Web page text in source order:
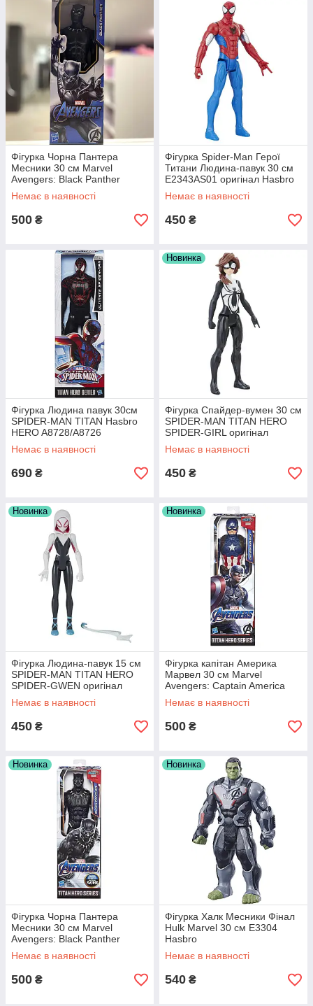
Величезний вибір
У нашому каталозі представлені дитячі
іграшки та ігрові набори від провідних
брендів зі світовим ім'ям. Щотижня
асортимент поповнюється новою
продукцією.
Доступна вартість
Співпрацюємо безпосередньо з
виробниками і гарантуємо конкурентні
ціни. Часто проводимо акції і розпродажі
зі скидами. Працюємо без залучення
посередників та додаткових націнок.
Фігурка Чорна Пантера
Месники 30 см Marvel
Avengers: Black Panther
E7876/E3309 Hasbro
Немає в наявності
500 ₴
Фігурка Spider-Man Герої
Титани Людина-павук 30 см
E2343AS01 оригінал Hasbro
Немає в наявності
450 ₴
Фігурка Людина павук 30см
SPIDER-MAN TITAN Hasbro
HERO A8728/A8726
Немає в наявності
690 ₴
Новинка
Фігурка Спайдер-вумен 30 см
SPIDER-MAN TITAN HERO
SPIDER-GIRL оригінал
Hasbro E2345AS01
Немає в наявності
450 ₴
Новинка
Фігурка Людина-павук 15 см
SPIDER-MAN TITAN HERO
SPIDER-GWEN оригінал
Hasbro E2890AS00
Немає в наявності
450 ₴
Новинка
Фігурка капітан Америка
Марвел 30 см Marvel
Avengers: Captain America
E7877/E3309 Hasbro
Немає в наявності
500 ₴
Новинка
Фігурка Чорна Пантера
Месники 30 см Marvel
Avengers: Black Panther
E5875AC2 Hasbro
Немає в наявності
500 ₴
Новинка
Фігурка Халк Месники Фінал
Hulk Marvel 30 см E3304
Hasbro
Немає в наявності
540 ₴